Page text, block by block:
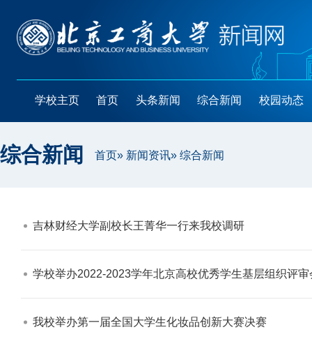
学校主页 首页 头条新闻 综合新闻 校园动态
综合新闻 首页» 新闻资讯» 综合新闻
吉林财经大学副校长王菁华一行来我校调研​
学校举办2022-2023学年北京高校优秀学生基层组织评审
我校举办第一届全国大学生化妆品创新大赛决赛​